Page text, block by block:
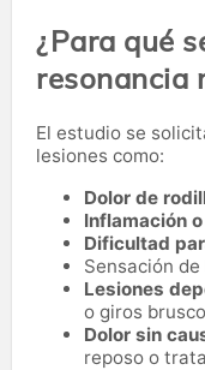
¿Para qué
resonancia
El estudio se
lesiones como:
Dolor de
Inflamación
Dificultad
Sensación de
Lesiones
o giros
Dolor sin
reposo o